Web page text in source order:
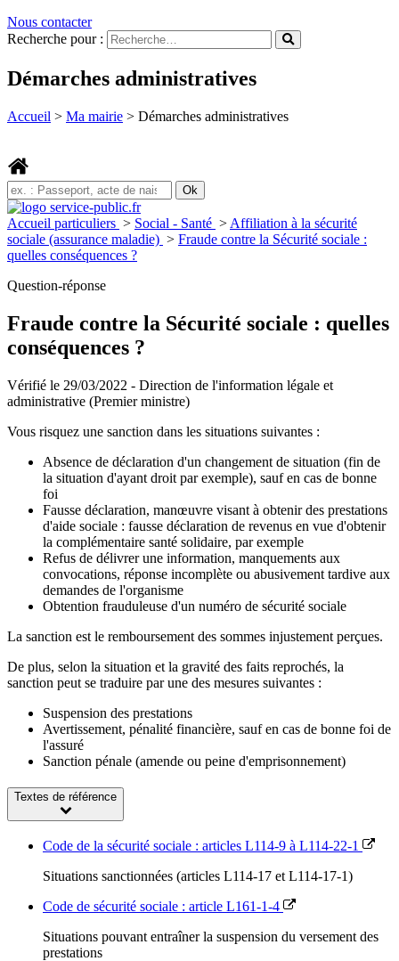
Nous contacter
Recherche pour :
Démarches administratives
Accueil > Ma mairie > Démarches administratives
Accueil particuliers > Social - Santé > Affiliation à la sécurité
sociale (assurance maladie) > Fraude contre la Sécurité sociale :
quelles conséquences ?
Question-réponse
Fraude contre la Sécurité sociale : quelles
conséquences ?
Vérifié le 29/03/2022 - Direction de l'information légale et
administrative (Premier ministre)
Vous risquez une sanction dans les situations suivantes :
Absence de déclaration d'un changement de situation (fin de
la situation d'ayant droit par exemple), sauf en cas de bonne
foi
Fausse déclaration, manœuvre visant à obtenir des prestations
d'aide sociale : fausse déclaration de revenus en vue d'obtenir
la complémentaire santé solidaire, par exemple
Refus de délivrer une information, manquements aux
convocations, réponse incomplète ou abusivement tardive aux
demandes de l'organisme
Obtention frauduleuse d'un numéro de sécurité sociale
La sanction est le remboursement des sommes injustement perçues.
De plus, selon la situation et la gravité des faits reprochés, la
sanction peut se traduire par une des mesures suivantes :
Suspension des prestations
Avertissement, pénalité financière, sauf en cas de bonne foi de
l'assuré
Sanction pénale (amende ou peine d'emprisonnement)
Textes de référence
Code de la sécurité sociale : articles L114-9 à L114-22-1
Situations sanctionnées (articles L114-17 et L114-17-1)
Code de sécurité sociale : article L161-1-4
Situations pouvant entraîner la suspension du versement des
prestations